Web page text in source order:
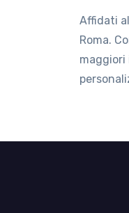
Affidati
Roma.
maggiori